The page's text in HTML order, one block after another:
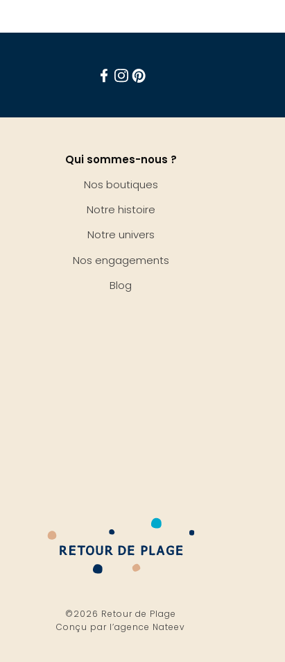
Qui sommes-nous ?
Nos boutiques
Notre histoire
Notre univers
Nos engagements
Blog
©2026 Retour de Plage
Conçu par l’agence Nateev